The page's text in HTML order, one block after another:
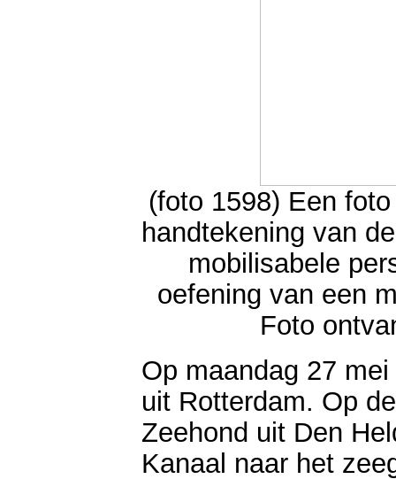
(foto 1598) Een
handtekening van
mobilisabele
oefening van een
Foto
Op maandag 27
uit Rotterdam. Op
Zeehond uit Den
Kanaal naar het